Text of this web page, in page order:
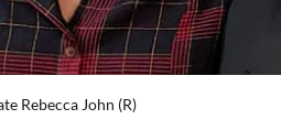
Rebecca John (R)